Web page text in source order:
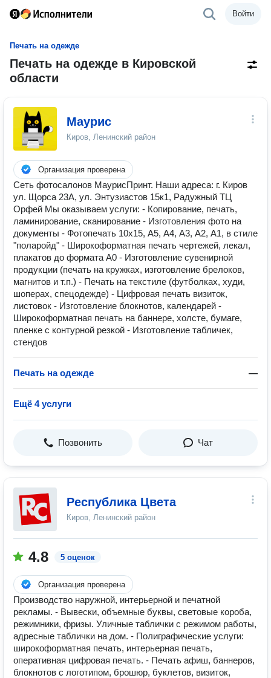
Войти
Печать на одежде
Печать на одежде в Кировской
области
Маурис
Киров, Ленинский район
Организация проверена
Сеть фотосалонов МаурисПринт. Наши адреса: г. Киров
ул. Щорса 23А, ул. Энтузиастов 15к1, Радужный ТЦ
Орфей Мы оказываем услуги: - Копирование, печать,
ламинирование, сканирование - Изготовления фото на
документы - Фотопечать 10х15, А5, А4, А3, А2, А1, в стиле
"поларойд" - Широкоформатная печать чертежей, лекал,
плакатов до формата А0 - Изготовление сувенирной
продукции (печать на кружках, изготовление брелоков,
магнитов и т.п.) - Печать на текстиле (футболках, худи,
шоперах, спецодежде) - Цифровая печать визиток,
листовок - Изготовление блокнотов, календарей -
Широкоформатная печать на баннере, холсте, бумаге,
пленке с контурной резкой - Изготовление табличек,
стендов
Печать на одежде —
Ещё 4 услуги
Позвонить Чат
Республика Цвета
Киров, Ленинский район
4.8 5 оценок
Организация проверена
Производство наружной, интерьерной и печатной
рекламы. - Вывески, объемные буквы, световые короба,
режимники, фризы. Уличные таблички с режимом работы,
адресные таблички на дом. - Полиграфические услуги:
широкоформатная печать, интерьерная печать,
оперативная цифровая печать. - Печать афиш, баннеров,
блокнотов с логотипом, брошюр, буклетов, визиток,